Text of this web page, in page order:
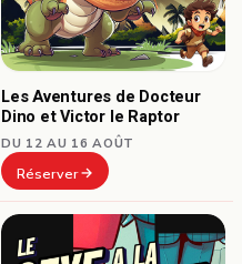
Les Aventures de Docteur
Dino et Victor le Raptor
DU 12 AU 16 AOÛT
Réserver